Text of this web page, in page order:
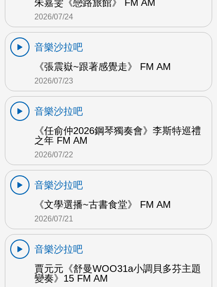
朱嘉雯《戀路旅館》 FM AM
2026/07/24
音樂沙拉吧
《張震嶽~跟著感覺走》 FM AM
2026/07/23
音樂沙拉吧
《任俞仲2026鋼琴獨奏會》李斯特巡禮
之年 FM AM
2026/07/22
音樂沙拉吧
《文學選播~古書食堂》 FM AM
2026/07/21
音樂沙拉吧
賈元元《舒曼WOO31a小調貝多芬主題
變奏》15 FM AM